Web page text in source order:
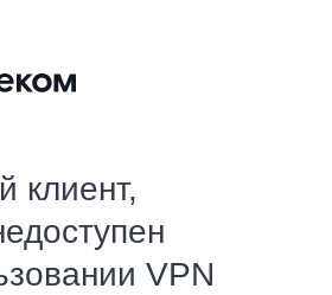
клиент,
VPN